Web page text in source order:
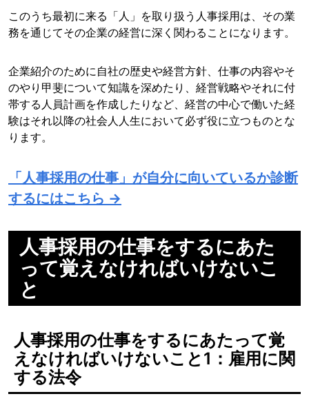
このうち最初に来る「人」を取り扱う人事採用は、その業
務を通じてその企業の経営に深く関わることになります。
企業紹介のために自社の歴史や経営方針、仕事の内容やそ
のやり甲斐について知識を深めたり、経営戦略やそれに付
帯する人員計画を作成したりなど、経営の中心で働いた経
験はそれ以降の社会人人生において必ず役に立つものとな
ります。
「人事採用の仕事」が自分に向いているか診断
するにはこちら →
人事採用の仕事をするにあた
って覚えなければいけないこ
と
人事採用の仕事をするにあたって覚
えなければいけないこと1：雇用に関
する法令